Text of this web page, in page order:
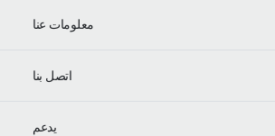
معلومات عنا
اتصل بنا